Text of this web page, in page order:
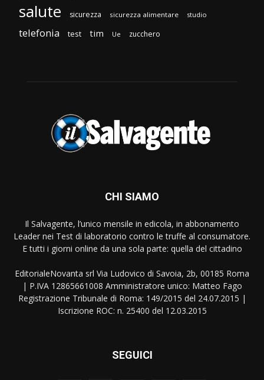
salute sicurezza sicurezza alimentare studio
telefonia test tim Ue zucchero
CHI SIAMO
Il Salvagente, l’unico mensile in edicola, in abbonamento
Leader nei Test di laboratorio contro le truffe al consumatore.
E tutti i giorni online da una sola parte: quella del cittadino
EditorialeNovanta srl Via Ludovico di Savoia, 2b, 00185 Roma
| P.IVA 12865661008 Amministratore unico: Matteo Fago
Registrazione Tribunale di Roma: 149/2015 del 24.07.2015 |
Iscrizione ROC: n. 25400 del 12.03.2015
SEGUICI